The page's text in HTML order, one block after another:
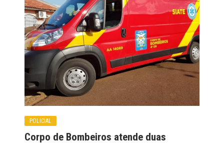
POLICIAL
Corpo de Bombeiros atende duas